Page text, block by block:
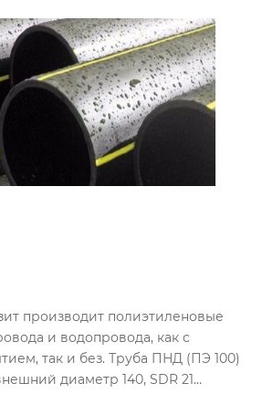
производит полиэтиленовые
и водопровода, как с
так и без. Труба ПНД (ПЭ 100)
диаметр 140, SDR 21
может использоваться во всех